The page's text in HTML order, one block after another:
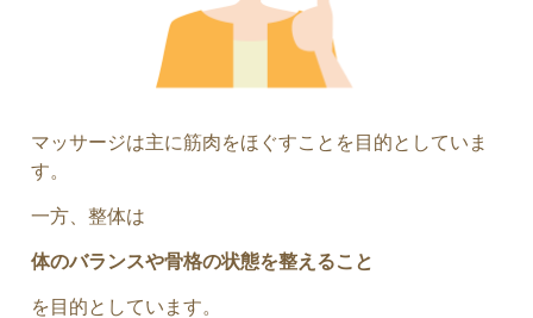
マッサージは主に筋肉をほぐすことを目的としていま
す。
一方、整体は
体のバランスや骨格の状態を整えること
を目的としています。